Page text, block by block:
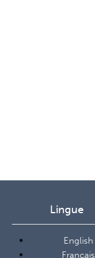
Lingue
English
Français